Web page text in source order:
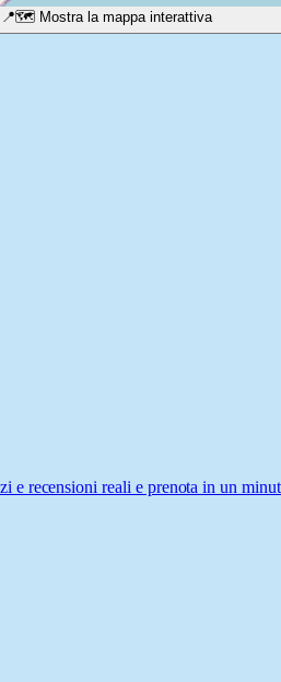
📍🗺️ Mostra la mappa interattiva
e recensioni reali e prenota in un